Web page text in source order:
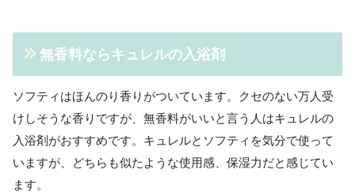
無香料ならキュレルの入浴剤
ソフティはほんのり香りがついています。クセのない万人受
けしそうな香りですが、無香料がいいと言う人はキュレルの
入浴剤がおすすめです。キュレルとソフティを気分で使って
いますが、どちらも似たような使用感、保湿力だと感じてい
ます。